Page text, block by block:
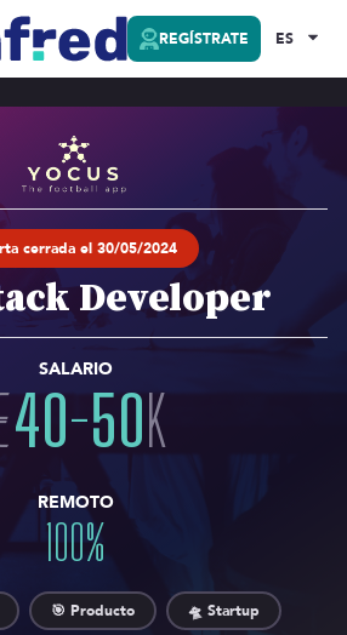
REGÍSTRATE ES
cerrada el 30/05/2024
Developer
SALARIO
40-50K
REMOTO
100%
🎯 Producto 🛸 Startup